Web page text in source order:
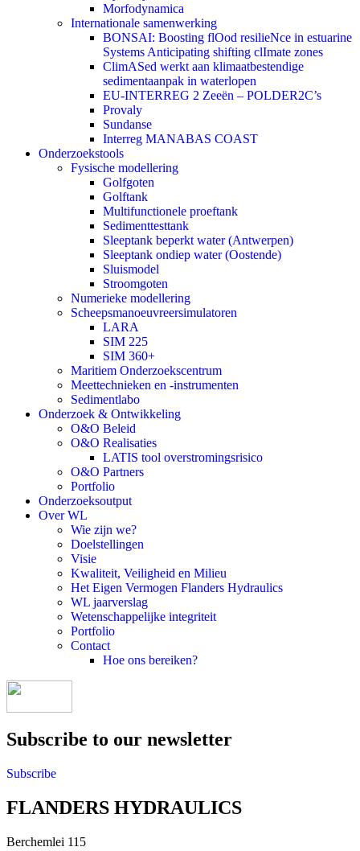
Morfodynamica
Internationale samenwerking
BONSAI: Boosting flOod resilieNce in estuarine
Systems Anticipating shifting clImate zones
ClimASed werkt aan klimaatbestendige
sedimentaanpak in waterlopen
EU-INTERREG 2 Zeeën – POLDER2C’s
Provaly
Sundanse
Interreg MANABAS COAST
Onderzoekstools
Fysische modellering
Golfgoten
Golftank
Multifunctionele proeftank
Sedimenttesttank
Sleeptank beperkt water (Antwerpen)
Sleeptank ondiep water (Oostende)
Sluismodel
Stroomgoten
Numerieke modellering
Scheepsmanoeuvreersimulatoren
LARA
SIM 225
SIM 360+
Maritiem Onderzoekscentrum
Meettechnieken en -instrumenten
Sedimentlabo
Onderzoek & Ontwikkeling
O&O Beleid
O&O Realisaties
LATIS tool overstromingsrisico
O&O Partners
Portfolio
Onderzoeksoutput
Over WL
Wie zijn we?
Doelstellingen
Visie
Kwaliteit, Veiligheid en Milieu
Het Eigen Vermogen Flanders Hydraulics
WL jaarverslag
Wetenschappelijke integriteit
Portfolio
Contact
Hoe ons bereiken?
Subscribe to our newsletter
Subscribe
FLANDERS HYDRAULICS
Berchemlei 115